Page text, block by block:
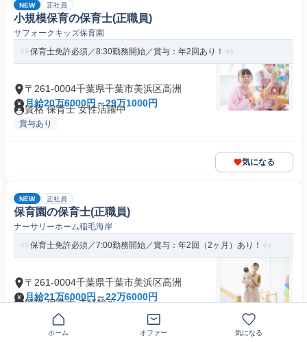
NEW 正社員
小規模保育の保育士(正職員)
サフォークキッズ保育園
保育士免許必須／8:30勤務開始／賞与：年2回あり！
〒261-0004千葉県千葉市美浜区高洲
月給20万6000円～29万1000円
資格 保育士 女性活躍中
賞与あり
気になる
NEW 正社員
保育園の保育士(正職員)
ナーサリーホーム稲毛海岸
保育士免許必須／7:00勤務開始／賞与：年2回（2ヶ月）あり！
〒261-0004千葉県千葉市美浜区高洲
月給21万6000円～22万6000円
資格 保育士 未経験可
退職金あり
ホーム オファー 気になる